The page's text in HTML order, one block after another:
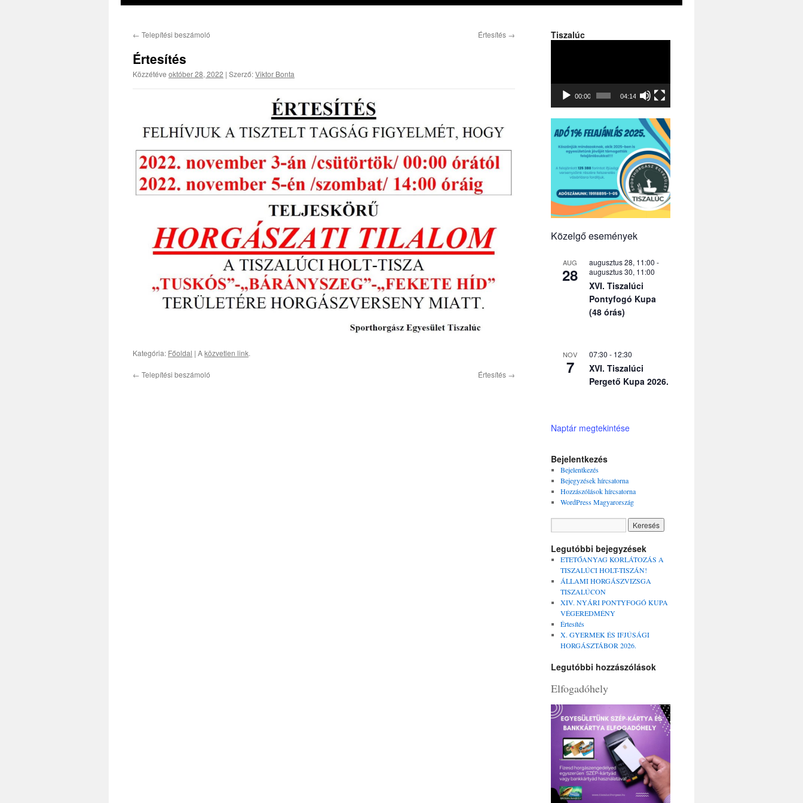
← Telepítési beszámoló Értesítés →
Értesítés
Közzétéve október 28, 2022 | Szerző:Viktor Bonta
Kategória: Főoldal | Aközvetlen link.
← Telepítési beszámoló Értesítés →
Tiszalúc
00:00 04:14
Közelgő események
AUG
28
augusztus 28, 11:00 -
augusztus 30, 11:00
XVI. Tiszalúci
Pontyfogó Kupa
(48 órás)
NOV
7
07:30 - 12:30
XVI. Tiszalúci
Pergető Kupa 2026.
Naptár megtekintése
Bejelentkezés
Bejelentkezés
Bejegyzések hírcsatorna
Hozzászólások hírcsatorna
WordPress Magyarország
Legutóbbi bejegyzések
ETETŐANYAG KORLÁTOZÁS A
TISZALÚCI HOLT-TISZÁN!
ÁLLAMI HORGÁSZVIZSGA
TISZALÚCON
XIV. NYÁRI PONTYFOGÓ KUPA
VÉGEREDMÉNY
Értesítés
X. GYERMEK ÉS IFJÚSÁGI
HORGÁSZTÁBOR 2026.
Legutóbbi hozzászólások
Elfogadóhely